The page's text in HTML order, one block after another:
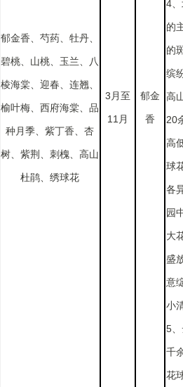
郁金香、芍药、牡丹、
碧桃、山桃、玉兰、八
棱海棠、迎春、连翘、
榆叶梅、西府海棠、品
种月季、紫丁香、杏
树、紫荆、刺槐、高山
杜鹃、绣球花
3月至
11月
郁金
香
4
的
的
缤
高
20
高
球
各
园
大
盛
意
小
5
千
花